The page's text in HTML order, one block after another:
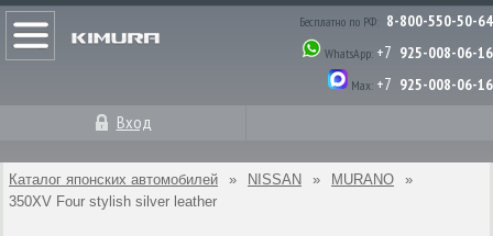
Бесплатно по РФ: 8-800-550-50-64
WhatsApp: +7 925-008-06-16
Max: +7 925-008-06-16
Вход
Каталог японских автомобилей » NISSAN » MURANO
»
350XV Four stylish silver leather